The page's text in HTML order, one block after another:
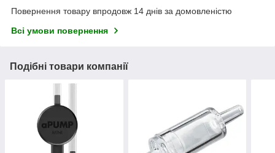
Повернення товару впродовж 14 днів за домовленістю
Всі умови повернення
Подібні товари компанії